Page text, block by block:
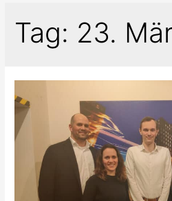
Tag: 23.